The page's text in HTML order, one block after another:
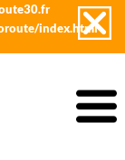
index.html